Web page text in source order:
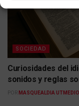
SOCIEDAD
Curiosidades del
sonidos y reglas
POR MASQUEALDIA